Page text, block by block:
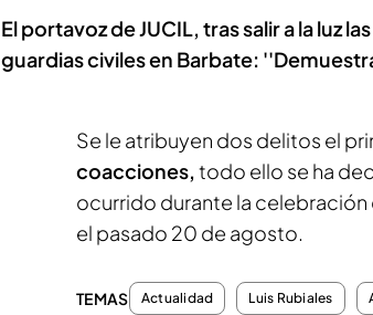
El portavoz de JUCIL, tras salir a la luz
guardias civiles en Barbate:
Se le atribuyen dos delitos el
coacciones,todo ello se ha
ocurrido durante la celebración
el pasado 20 de agosto.
TEMAS Actualidad Luis Rubiales